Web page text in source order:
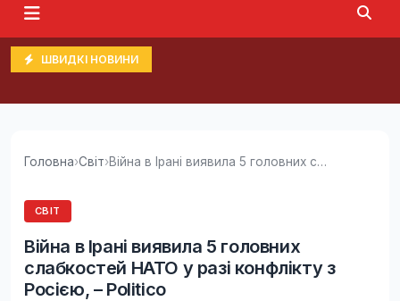
ШВИДКІ НОВИНИ
Головна›Світ› Війна в Ірані виявила 5 головних слабкостей...
СВІТ
Війна в Ірані виявила 5 головних
слабкостей НАТО у разі конфлікту з
Росією, – Politico